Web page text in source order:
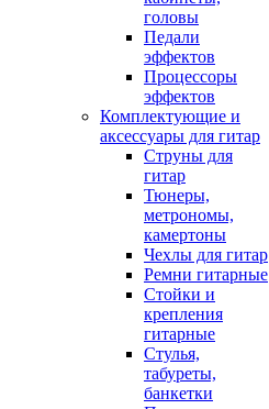
головы
Педали
эффектов
Процессоры
эффектов
Комплектующие и
аксессуары для гитар
Струны для
гитар
Тюнеры,
метрономы,
камертоны
Чехлы для гитар
Ремни гитарные
Стойки и
крепления
гитарные
Стулья,
табуреты,
банкетки